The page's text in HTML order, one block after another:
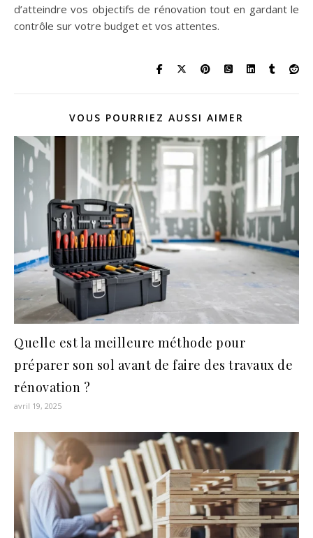
d’atteindre vos objectifs de rénovation tout en gardant le
contrôle sur votre budget et vos attentes.
VOUS POURRIEZ AUSSI AIMER
Quelle est la meilleure méthode pour
préparer son sol avant de faire des travaux de
rénovation ?
avril 19, 2025